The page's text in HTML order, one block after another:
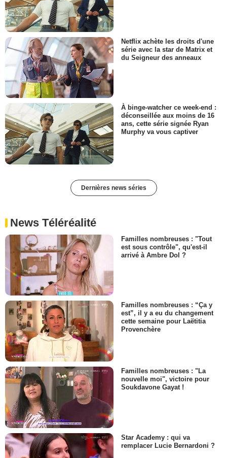
Netflix achète les droits d'une
série avec la star de Matrix et
du Seigneur des anneaux
À binge-watcher ce week-end :
déconseillée aux moins de 16
ans, cette série signée Ryan
Murphy va vous captiver
Dernières news séries
News Téléréalité
Familles nombreuses : "Tout
est sous contrôle", qu'est-il
arrivé à Ambre Dol ?
Familles nombreuses : “Ça y
est”, il y a eu du changement
cette semaine pour Laëtitia
Provenchère
Familles nombreuses : "La
nouvelle moi", victoire pour
Soukdavone Gayat !
Star Academy : qui va
remplacer Lucie Bernardoni ?